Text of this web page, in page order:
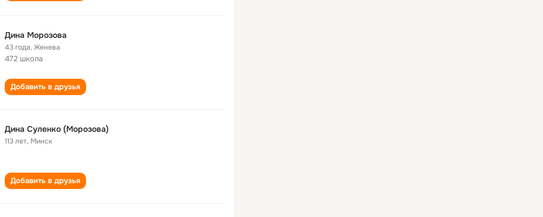
Дина Морозова
43 года,Женева
472 школа
Добавить в друзья
Дина Суленко (Морозова)
113 лет, Минск
Добавить в друзья